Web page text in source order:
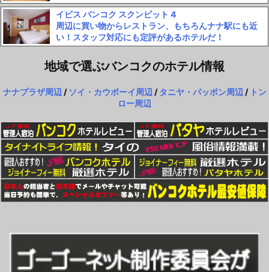
イビス バンコク スクンビット 4
周辺に買い物からレストラン、もちろんナナ駅にも近
い！スタッフ対応にも定評があるホテルだ！
地域で選ぶバンコクのホテル情報
ナナプラザ周辺 / ソイ・カウボーイ周辺 /タニヤ・パッポン周辺 / トン
ロー周辺